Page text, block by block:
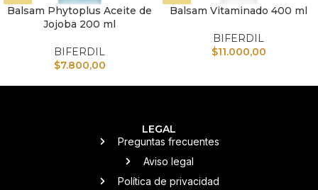
Balsam Phytoplus Aceite de
Jojoba 200 ml
BIFERDIL
$7.800,00
Balsam Vitaminado 400 ml
BIFERDIL
$11.000,00
LEGAL
Preguntas frecuentes
Aviso legal
Política de privacidad